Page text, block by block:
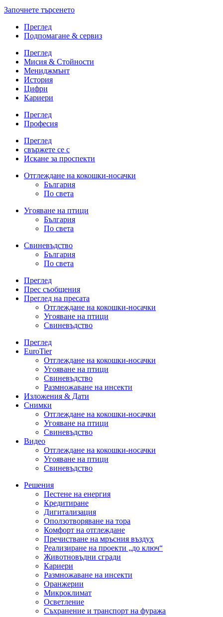
Започнете търсенето
Преглед
Подпомагане & сервиз
Преглед
Мисия & Стойности
Мениджмънт
История
Цифри
Кариери
Преглед
Професия
Преглед
свържете се с
Искане за проспекти
Отглеждане на кокошки-носачки
България
По света
Угояване на птици
България
По света
Свиневъдство
България
По света
Преглед
Прес съобщения
Преглед на пресата
Отглеждане на кокошки-носачки
Угояване на птици
Свиневъдство
Преглед
EuroTier
Отглеждане на кокошки-носачки
Угояване на птици
Свиневъдство
Размножаване на инсекти
Изложения & Дати
Снимки
Отглеждане на кокошки-носачки
Угояване на птици
Свиневъдство
Видео
Отглеждане на кокошки-носачки
Угояване на птици
Свиневъдство
Решения
Пестене на енергия
Кредитиране
Дигитализация
Оползотворяване на тора
Комфорт на отглеждане
Пречистване на мръсния въздух
Реализиране на проекти „до ключ“
Животновъдни сгради
Кариери
Размножаване на инсекти
Оранжерии
Микроклимат
Осветление
Съхранение и транспорт на фуража